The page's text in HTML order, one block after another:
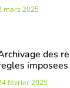
mars 2025
des
février 2025